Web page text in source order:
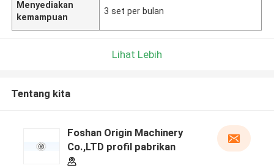
Menyediakan
kemampuan
3 set per bulan
Lihat Lebih
Tentang kita
Foshan Origin Machinery
Co.,LTD profil pabrikan